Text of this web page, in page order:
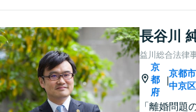
長谷川
益川総合法律
京
都
府
|
京都市
中京区
「離婚問題